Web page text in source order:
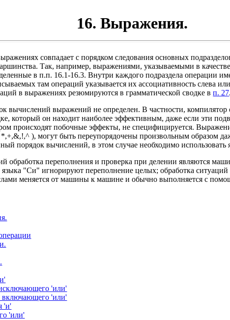
16. Выражения.
совпадает с порядком следования основных
Так, например, выражениями, указываемыми в
в п.п. 16.1-16.3. Внутри каждого подраздела операции
там операций указывается их ассоциативность слева
в выражениях резюмируются в грамматической сводке вп. 27.
вычислений выражений не определен. В частности, компилятор
который он находит наиболее эффективным, даже если эти
происходят побочные эффекты, не специфицируется.
), могут быть переупорядочены произвольным образом
порядок вычислений, в этом случае необходимо
обработка переполнения и проверка при делении являются
"Си" игнорируют переполнение целых; обработка
меняется от машины к машине и обычно выполняется с
'или'
включающего 'или'
'и'
'или'